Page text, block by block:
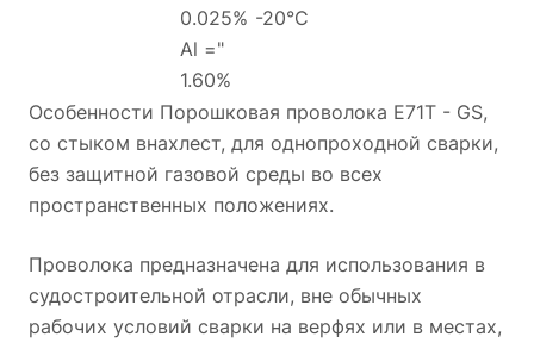
0.025%
Al ="
1.60%
-20°С
Особенности Порошковая проволока E71T - GS,
со стыком внахлест, для однопроходной сварки,
без защитной газовой среды во всех
пространственных положениях.
Проволока предназначена для использования в
судостроительной отрасли, вне обычных
рабочих условий сварки на верфях или в местах,